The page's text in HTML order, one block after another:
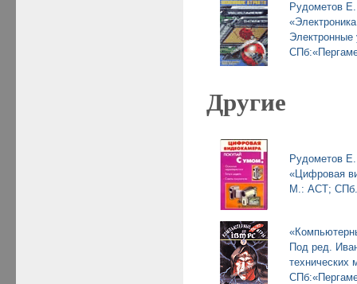
Рудометов
Электронные
Другие
Рудометов
«Цифровая
М.: АСТ;
Под ред.